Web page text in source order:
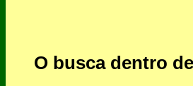
O busca dentro